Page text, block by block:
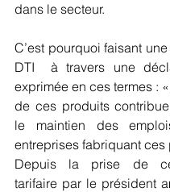
dans le secteur.
C’est pourquoi faisant
DTI  à travers une
exprimée en ces termes :
de ces produits
le maintien des
entreprises fabriquant ces
Depuis la prise de
tarifaire par le président